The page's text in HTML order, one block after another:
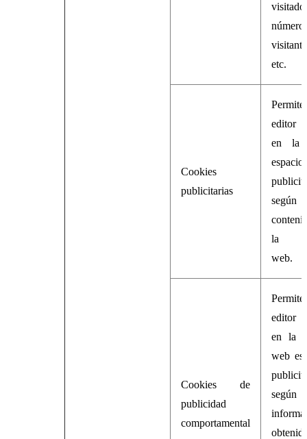
etc.
Cookies
publicitarias
editor
en la
la
web.
Cookies de
publicidad
comportamental
editor
en la
web